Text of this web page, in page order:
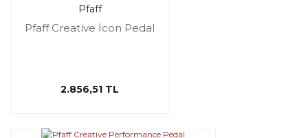
Pfaff
Pfaff Creative İcon Pedal
2.856,51 TL